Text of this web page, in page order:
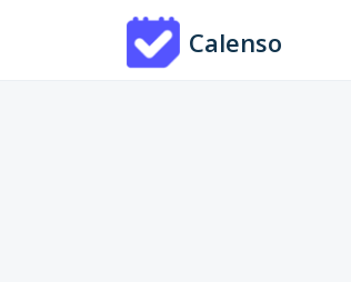
Calenso